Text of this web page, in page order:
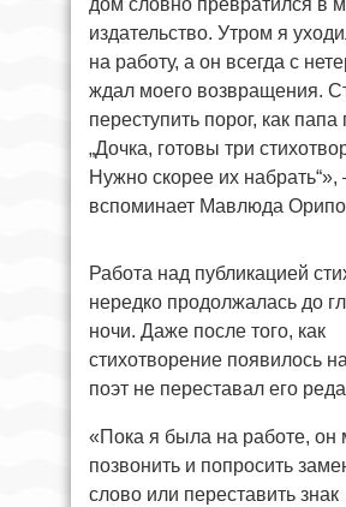
дом словно превратился в
издательство. Утром я
на работу, а он всегда с
ждал моего возвращения.
переступить порог, как папа
„Дочка, готовы три
Нужно скорее их
вспоминает Мавлюда
Работа над публикацией
нередко продолжалась до
ночи. Даже после того, как
стихотворение появилось
поэт не переставал его
«Пока я была на работе, он
позвонить и попросить
слово или переставить знак